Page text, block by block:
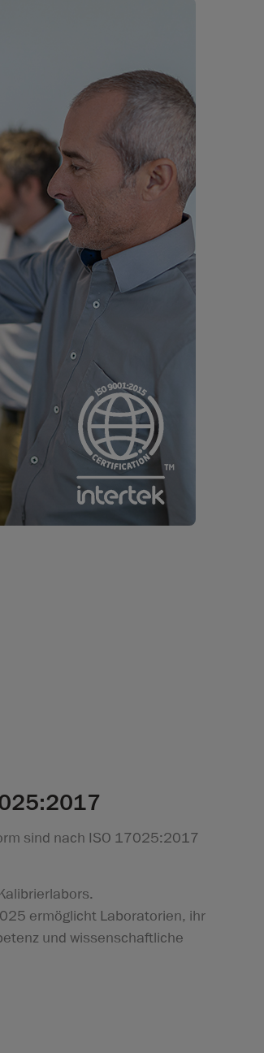
sind nach ISO 17025:2017
ermöglicht Laboratorien, ihr
und wissenschaftliche